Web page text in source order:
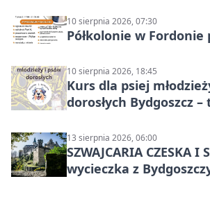
10 sierpnia 2026, 07:30
Półkolonie w Fordonie
10 sierpnia 2026, 18:45
Kurs dla psiej
dorosłych Bydgoszcz
13 sierpnia 2026, 06:00
SZWAJCARIA CZESKA I
wycieczka z